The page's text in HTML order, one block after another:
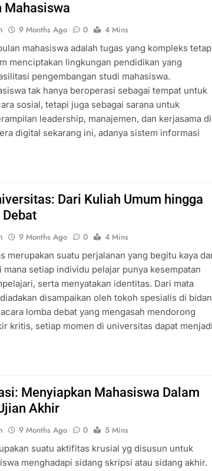
Mahasiswa
9 Months Ago 0
4 Mins
mahasiswa adalah tugas yang kompleks
menciptakan lingkungan pendidikan yang
pengembangan studi mahasiswa.
tak hanya beroperasi sebagai tempat untuk
sosial, tetapi juga sebagai sarana untuk
leadership, manajemen, dan kerjasama di
digital sekarang ini, adanya sistem informasi
Dari Kuliah Umum hingga
9 Months Ago 0
4 Mins
merupakan suatu perjalanan yang begitu kaya
mana setiap individu pelajar punya kesempatan
serta menyatakan identitas. Dari mata
disampaikan oleh tokoh spesialis di
lomba debat yang mengasah mendorong
kritis, setiap momen di universitas dapat menjadi
Menyiapkan Mahasiswa Dalam
Akhir
9 Months Ago 0
5 Mins
suatu aktifitas krusial yg disusun untuk
menghadapi sidang skripsi atau sidang akhir.